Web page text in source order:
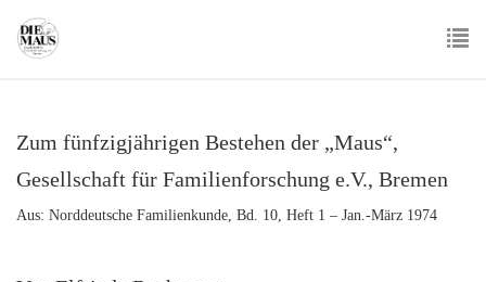
main
Zum fünfzigjährigen Bestehen der „Maus“,
Gesellschaft für Familienforschung e.V., Bremen
Aus: Norddeutsche Familienkunde, Bd. 10, Heft 1 – Jan.-März 1974